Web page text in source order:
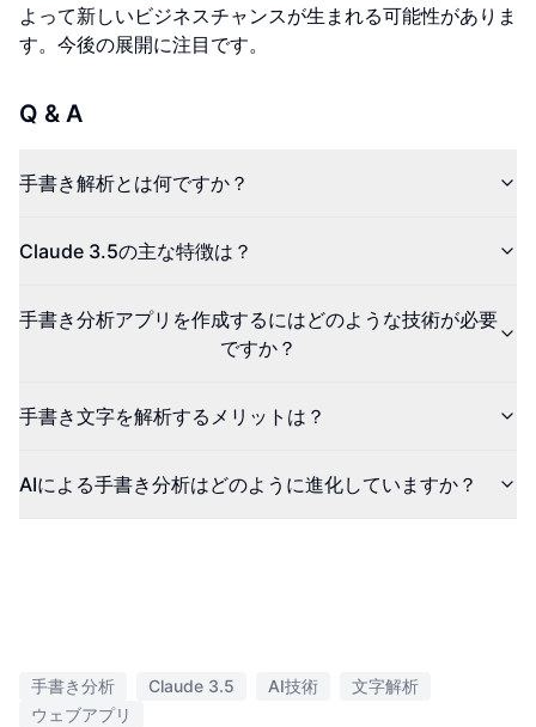
よって新しいビジネスチャンスが生まれる可能性がありま
す。今後の展開に注目です。
Q & A
手書き解析とは何ですか？
Claude 3.5の主な特徴は？
手書き分析アプリを作成するにはどのような技術が必要
ですか？
手書き文字を解析するメリットは？
AIによる手書き分析はどのように進化していますか？
手書き分析 Claude 3.5 AI技術
文字解析
ウェブアプリ